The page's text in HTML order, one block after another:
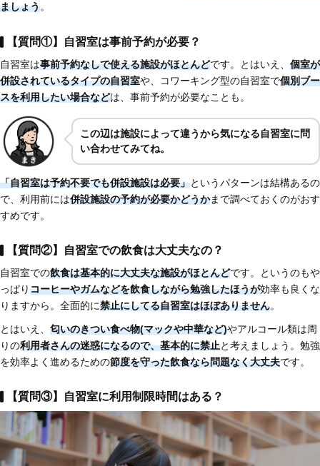
ましょう。
【質問①】自習室は事前予約が必要？
自習室は事前予約なしで使える施設がほとんどです。とはいえ、 個室が
併設されているタイプの自習室や、コワーキング型の自習室で個別ブー
スを利用したい場合などは、事前予約が必要なことも。
この辺は施設によって違うから気になる自習室に問
い合わせてみてね。
「自習室は予約不要でも併設施設は必要」というパターンは結構あるの
で、利用前には併設施設の予約が必要かどうかまで調べておくのがおす
すめです。
【質問②】自習室での飲食は大丈夫なの？
自習室での飲食は基本的に大丈夫な施設がほとんどです。というのもや
っぱりコーヒーやガムなどを飲食しながら勉強したほうが効率も良くな
りますから。全面的に禁止にしてる自習室はほぼありません。
とはいえ、 匂いのきつい食べ物(マックや中華など)やアルコール類は周
りの利用者さんの迷惑になるので、基本的に禁止と考えましょう。勉強
を効率よく進めるための節度を守った飲食なら問題なく大丈夫です。
【質問③】自習室に利用制限時間はある？